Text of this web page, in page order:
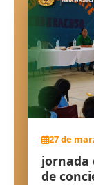
27 de
jornada
de